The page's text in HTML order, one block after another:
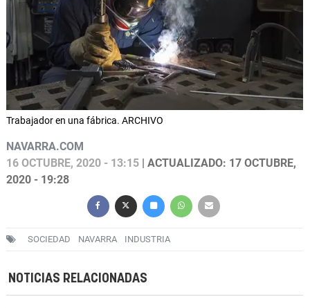
Trabajador en una fábrica. ARCHIVO
NAVARRA.COM
16 OCTUBRE, 2020 - 13:15 | ACTUALIZADO: 17 OCTUBRE,
2020 - 19:28
SOCIEDAD NAVARRA INDUSTRIA
NOTICIAS RELACIONADAS